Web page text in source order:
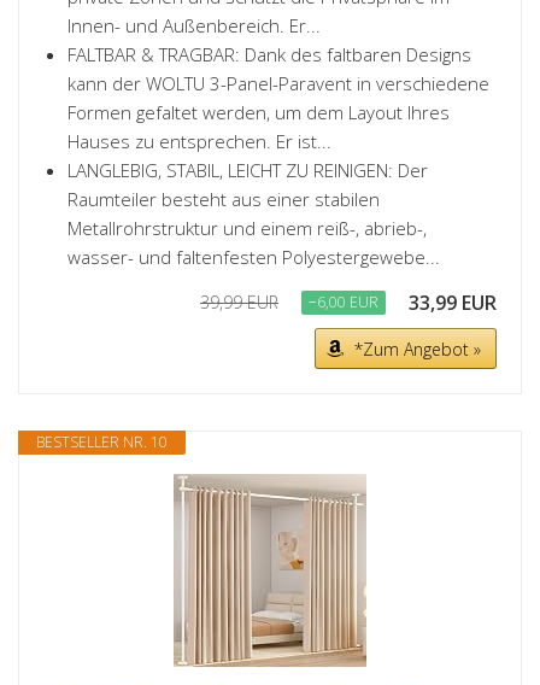
Innen- und Außenbereich. Er...
FALTBAR & TRAGBAR: Dank des faltbaren Designs
kann der WOLTU 3-Panel-Paravent in verschiedene
Formen gefaltet werden, um dem Layout Ihres
Hauses zu entsprechen. Er ist...
LANGLEBIG, STABIL, LEICHT ZU REINIGEN: Der
Raumteiler besteht aus einer stabilen
Metallrohrstruktur und einem reiß-, abrieb-,
wasser- und faltenfesten Polyestergewebe...
39,99 EUR −6,00 EUR 33,99 EUR
*Zum Angebot »
BESTSELLER NR. 10